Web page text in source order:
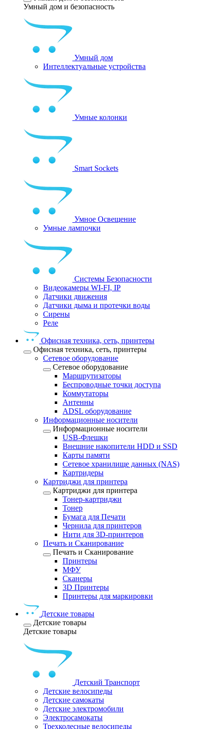
Умный дом и безопасность
Умный дом
Интеллектуальные устройства
Умные колонки
Smart Sockets
Умное Освещение
Умные лампочки
Системы Безопасности
Видеокамеры WI-FI, IP
Датчики движения
Датчики дыма и протечки воды
Сирены
Реле
Офисная техника, cеть, принтеры
Офисная техника, cеть, принтеры
Сетевое оборудование
Сетевое оборудование
Маршрутизаторы
Беспроводные точки доступа
Коммутаторы
Антенны
ADSL оборудование
Информационные носители
Информационные носители
USB-Флешки
Внешние накопители HDD и SSD
Карты памяти
Сетевое хранилище данных (NAS)
Картридеры
Картриджи для принтера
Картриджи для принтера
Тонер-картриджи
Тонер
Бумага для Печати
Чернила для принтеров
Нити для 3D-принтеров
Печать и Сканирование
Печать и Сканирование
Принтеры
МФУ
Сканеры
3D Принтеры
Принтеры для маркировки
Детские товары
Детские товары
Детские товары
Детский Транспорт
Детские велосипеды
Детские самокаты
Детские электромобили
Электросамокаты
Трехколесные велосипеды